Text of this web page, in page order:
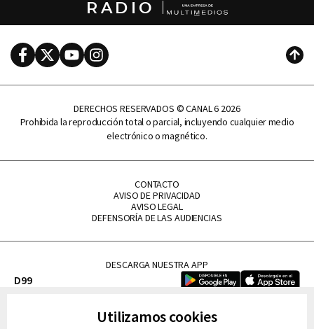
RADIO
FacebookTwitterYoutubeInstagram
DERECHOS RESERVADOS © CANAL 6 2026
Prohibida la reproducción total o parcial, incluyendo cualquier medio
electrónico o magnético.
CONTACTO
AVISO DE PRIVACIDAD
AVISO LEGAL
DEFENSORÍA DE LAS AUDIENCIAS
DESCARGA NUESTRA APP
D99
Utilizamos cookies